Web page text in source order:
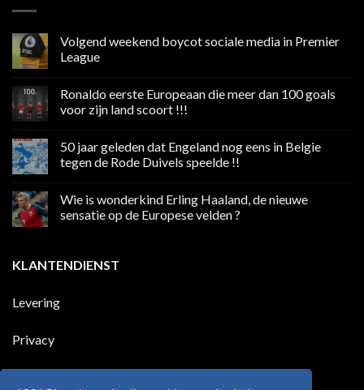
Volgend weekend boycot sociale media in Premier
League
op
weekend
media
in
Premier
Ronaldo eerste Europeaan die meer dan 100 goals
voor zijn land scoort !!!
op
Ronaldo
eerste
meer
100
land
scoort
50 jaar geleden dat Engeland nog eens in Belgie
tegen de Rode Duivels speelde !!
op
jaar
nog
eens
tegen
Wie is wonderkind Erling Haaland, de nieuwe
sensatie op de Europese velden ?
Wie
is
Haaland,
Europese
KLANTENDIENST
Levering
Privacy